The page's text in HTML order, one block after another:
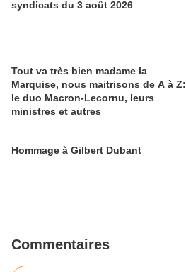
syndicats du 3 août 2026
Tout va très bien madame la
Marquise, nous maitrisons de A à Z:
le duo Macron-Lecornu, leurs
ministres et autres
Hommage à Gilbert Dubant
Commentaires